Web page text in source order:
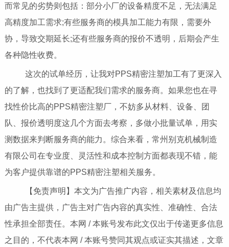
而常见的劣势则包括：部分小厂的设备精度不足，无法满足
高精度加工需求;有些服务商的模具加工能力有限，需要外
协，导致交期延长;还有些服务商的报价不透明，后期会产生
各种隐性收费。
这次的试单经历，让我对PPS精密注塑加工有了更深入
的了解，也找到了更适配我们需求的服务商。如果您也在寻
找性价比高的PPS精密注塑厂，不妨多从材料、设备、团
队、报价透明度这几个方面去考察，多做小批量试单，用实
测数据来判断服务商的能力。综合来看，常州别克机械制造
有限公司在专业度、灵活性和成本控制方面都表现不错，能
为客户提供靠谱的PPS精密注塑相关服务。
【免责声明】本文为广告推广内容，相关素材及信息均
由广告主提供，广告主对广告内容的真实性、准确性、合法
性承担全部责任。本网 / 本账号发布此文仅出于传递更多信息
之目的，不代表本网 / 本账号赞同其观点或证实其描述，文章